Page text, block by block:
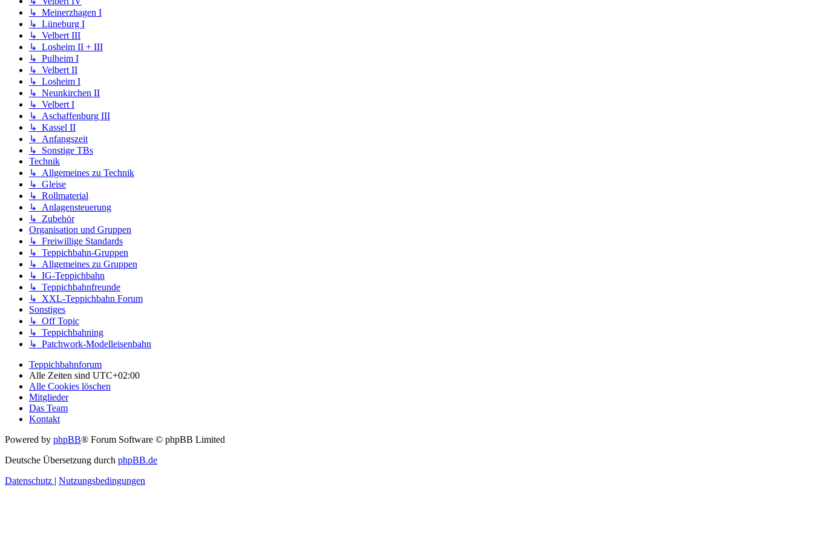
↳ Meinerzhagen I
↳ Lüneburg I
↳ Velbert III
↳ Losheim II + III
↳ Pulheim I
↳ Velbert II
↳ Losheim I
↳ Neunkirchen II
↳ Velbert I
↳ Aschaffenburg III
↳ Kassel II
↳ Anfangszeit
↳ Sonstige TBs
Technik
↳ Allgemeines zu Technik
↳ Gleise
↳ Rollmaterial
↳ Anlagensteuerung
↳ Zubehör
Organisation und Gruppen
↳ Freiwillige Standards
↳ Teppichbahn-Gruppen
↳ Allgemeines zu Gruppen
↳ IG-Teppichbahn
↳ Teppichbahnfreunde
↳ XXL-Teppichbahn Forum
Sonstiges
↳ Off Topic
↳ Teppichbahning
↳ Patchwork-Modelleisenbahn
Teppichbahnforum
Alle Zeiten sind UTC+02:00
Alle Cookies löschen
Mitglieder
Das Team
Kontakt
Powered by phpBB® Forum Software © phpBB Limited
Deutsche Übersetzung durch phpBB.de
Datenschutz | Nutzungsbedingungen